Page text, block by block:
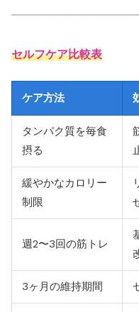
セルフケア比較表
ケア方法
タンパク質を毎食
摂る
緩やかなカロリー
制限
週2〜3回の筋トレ
3ヶ月の維持期間